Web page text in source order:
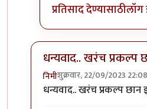
प्रतिसाद देण्यासाठीलॉग
धन्यवाद.. खरंच प्रकल्प
निमीशुक्रवार, 22/09/2023 22:08
In reply toएखादा फोटो
धन्यवाद.. खरंच प्रकल्प